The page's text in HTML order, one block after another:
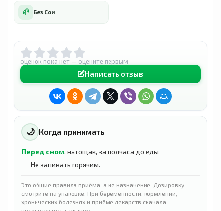
Без Сои
оценок пока нет — оцените первым
Написать отзыв
🌙 Когда принимать
Перед сном, натощак, за полчаса до еды
Не запивать горячим.
Это общие правила приёма, а не назначение. Дозировку
смотрите на упаковке. При беременности, кормлении,
хронических болезнях и приёме лекарств сначала